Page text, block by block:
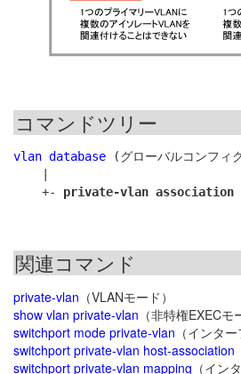
コマンドツリー
vlan database (グローバルコンフィ
    +-
private-vlan association
関連コマンド
private-vlan （VLANモード）
show vlan private-vlan （非特権EXECモ
switchport mode private-vlan （インタ
switchport private-vlan host-association
switchport private-vlan mapping （イン